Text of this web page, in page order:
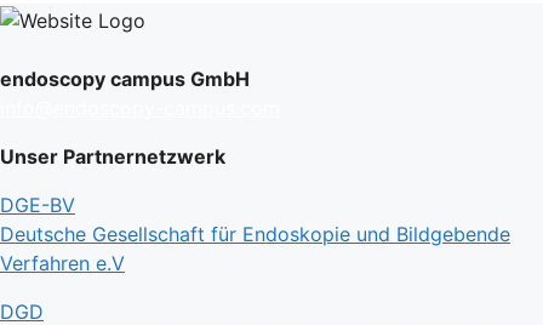
endoscopy campus GmbH
Unser Partnernetzwerk
DGE-BV
Deutsche Gesellschaft für Endoskopie und Bildgebende
Verfahren e.V
DGD